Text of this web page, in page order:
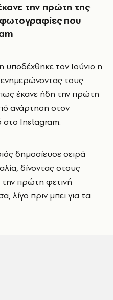
την πρώτη της
που
υποδέχθηκε τον Ιούνιο η
ενημερώνοντας τους
έκανε ήδη την πρώτη
ανάρτηση στον
στο Instagram.
δημοσίευσε σειρά
δίνοντας στους
πρώτη φετινή
λίγο πριν μπει για τα